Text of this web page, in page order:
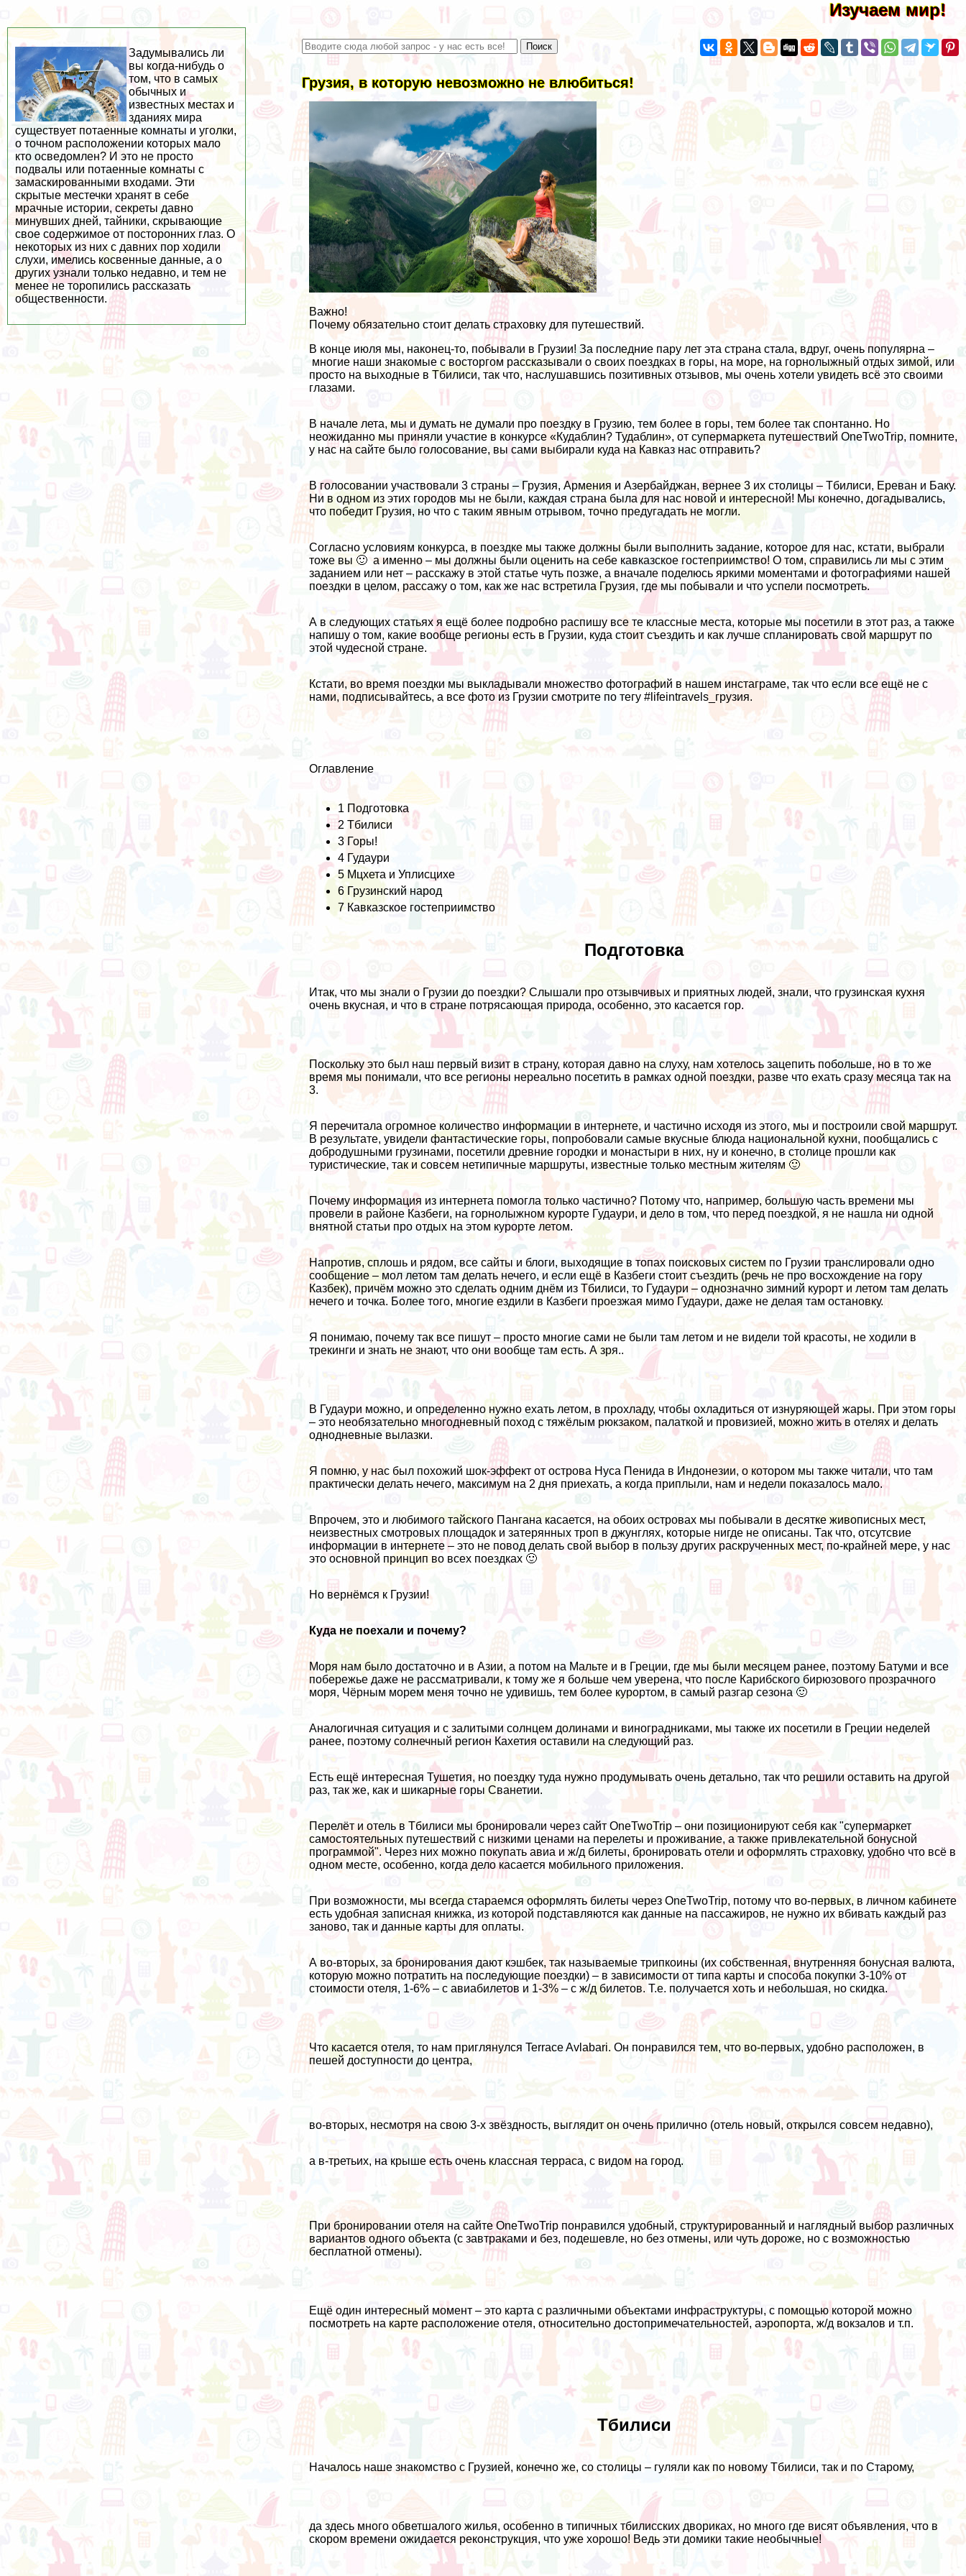
Изучаем мир!
Грузия, в которую невозможно не влюбиться!
Важно!
Почему обязательно стоит делать страховку для путешествий.
В конце июля мы, наконец-то, побывали в Грузии! За последние пару лет эта страна стала, вдруг, очень популярна –
многие наши знакомые с восторгом рассказывали о своих поездках в горы, на море, на горнолыжный отдых зимой, или
просто на выходные в Тбилиси, так что, наслушавшись позитивных отзывов, мы очень хотели увидеть всё это своими
глазами.
В начале лета, мы и думать не думали про поездку в Грузию, тем более в горы, тем более так спонтанно. Но
неожиданно мы приняли участие в конкурсе«Кудаблин? Тудаблин», от супермаркета путешествийOneTwoTrip, помните,
у нас на сайте было голосование, высами выбирали куда на Кавказ нас отправить?
В голосовании участвовали 3 страны – Грузия, Армения и Азербайджан, вернее 3 их столицы – Тбилиси, Ереван и Баку.
Ни в одном из этих городов мы не были, каждая страна была для нас новой и интересной! Мы конечно, догадывались,
что победит Грузия, но что с таким явным отрывом, точно предугадать не могли.
Согласно условиям конкурса, в поездке мы также должны были выполнить задание, которое для нас, кстати, выбрали
тоже вы 🙂 а именно – мы должны были оценить на себе кавказское гостеприимство! О том, справились ли мы с этим
заданием или нет – расскажу в этой статье чуть позже, а вначале поделюсь яркими моментами и фотографиями нашей
поездки в целом, рассажу о том, как же нас встретила Грузия, где мы побывали и что успели посмотреть.
А в следующих статьях я ещё более подробно распишу все те классные места, которые мы посетили в этот раз, а также
напишу о том, какие вообще регионы есть в Грузии, куда стоит съездить и как лучше спланировать свой маршрут по
этой чудесной стране.
Кстати, во время поездки мы выкладывали множество фотографий в нашем инстаграме, так что если все ещё не с
нами, подписывайтесь, а все фото из Грузии смотрите по тегу#lifeintravels_грузия.
Оглавление
1 Подготовка
2 Тбилиси
3 Горы!
4 Гудаури
5Мцхета и Уплисцихе
6 Грузинский народ
7Кавказское гостеприимство
Подготовка
Итак, что мы знали о Грузии до поездки? Слышали про отзывчивых и приятных людей, знали, что грузинская кухня
очень вкусная, и что в стране потрясающая природа, особенно, это касается гор.
Поскольку это был наш первый визит в страну, которая давно на слуху, нам хотелось зацепить побольше, но в то же
время мы понимали, что все регионы нереально посетить в рамках одной поездки, разве что ехать сразу месяца так на
3.
Я перечитала огромное количество информации в интернете, и частично исходя из этого, мы и построили свой маршрут.
В результате, увидели фантастические горы, попробовали самые вкусные блюда национальной кухни, пообщались с
добродушными грузинами, посетили древние городки и монастыри в них, ну и конечно, в столице прошли как
туристические, так и совсем нетипичные маршруты, известные только местным жителям 🙂
Почему информация из интернета помогла только частично? Потому что, например, большую часть времени мы
провели в районе Казбеги, на горнолыжном курорте Гудаури, и дело в том, что перед поездкой, я не нашла ни одной
внятной статьи про отдых на этом курорте летом.
Напротив, сплошь и рядом, все сайты и блоги, выходящие в топах поисковых систем по Грузии транслировали одно
сообщение – мол летом там делать нечего, и если ещё в Казбеги стоит съездить (речь не про восхождение на гору
Казбек), причём можно это сделать одним днём из Тбилиси, то Гудаури – однозначно зимний курорт и летом там делать
нечего и точка. Более того, многие ездили в Казбеги проезжая мимо Гудаури, даже не делая там остановку.
Я понимаю, почему так все пишут – просто многие сами не были там летом и не видели той красоты, не ходили в
трекинги и знать не знают, что они вообще там есть. А зря..
В Гудаури можно, и определенно нужно ехать летом, в прохладу, чтобы охладиться от изнуряющей жары. При этом горы
– это необязательно многодневный поход с тяжёлым рюкзаком, палаткой и провизией, можно жить в отелях и делать
однодневные вылазки.
Я помню, у нас был похожий шок-эффект от острова Нуса Пенида в Индонезии, о котором мы также читали, что там
практически делать нечего, максимум на 2 дня приехать, а когда приплыли, нам и недели показалось мало.
Впрочем, это и любимого тайского Панганакасается, на обоих островах мы побывали в десятке живописных мест,
неизвестных смотровых площадок и затерянных троп в джунглях, которые нигде не описаны. Так что, отсутсвие
информации в интернете – это не повод делать свой выбор в пользу других раскрученных мест, по-крайней мере, у нас
это основной принцип во всех поездках 🙂
Но вернёмся к Грузии!
Куда не поехали и почему?
Моря нам было достаточно и в Азии, а потом на Мальте и в Греции, где мы были месяцем ранее, поэтому Батуми и все
побережье даже не рассматривали, к тому же я больше чем уверена, что после Карибского бирюзового прозрачного
моря, Чёрным морем меня точно не удивишь, тем более курортом, в самый разгар сезона 🙂
Аналогичная ситуация и с залитыми солнцем долинами и виноградниками, мы также их посетили в Греции неделей
ранее, поэтому солнечный регион Кахетия оставили на следующий раз.
Есть ещё интересная Тушетия, но поездку туда нужно продумывать очень детально, так что решили оставить на другой
раз, так же, как и шикарные горы Сванетии.
Перелёт и отель в Тбилиси мы бронировали через сайтOneTwoTrip – они позиционируют себя как "супермаркет
самостоятельных путешествий с низкими ценами на перелеты и проживание, а также привлекательной бонусной
программой". Через них можно покупать авиа и ж/д билеты, бронировать отели и оформлять страховку, удобно что всё в
одном месте, особенно, когда дело касается мобильного приложения.
При возможности, мы всегда стараемся оформлять билеты через OneTwoTrip, потому что во-первых, в личном кабинете
есть удобная записная книжка, из которой подставляются как данные на пассажиров, не нужно их вбивать каждый раз
заново, так и данные карты для оплаты.
А во-вторых, за бронирования дают кэшбек, так называемые трипкоины (их собственная, внутренняя бонусная валюта,
которую можно потратить на последующие поездки) – в зависимости от типа карты и способа покупки 3-10% от
стоимости отеля, 1-6% – с авиабилетов и 1-3% – c ж/д билетов. Т.е. получается хоть и небольшая, но скидка.
Что касается отеля, то нам приглянулсяTerrace Avlabari. Он понравился тем, что во-первых, удобно расположен, в
пешей доступности до центра,
во-вторых, несмотря на свою 3-х звёздность, выглядит он очень прилично (отель новый, открылся совсем недавно),
а в-третьих, на крыше есть очень классная терраса, с видом на город.
При бронировании отеля на сайте OneTwoTrip понравился удобный, структурированный и наглядный выбор различных
вариантов одного объекта (с завтраками и без, подешевле, но без отмены, или чуть дороже, но с возможностью
бесплатной отмены).
Ещё один интересный момент – это карта с различными объектами инфраструктуры, с помощью которой можно
посмотреть на карте расположение отеля, относительно достопримечательностей, аэропорта, ж/д вокзалов и т.п.
Тбилиси
Началось наше знакомство с Грузией, конечно же, со столицы – гуляли как по новому Тбилиси, так и по Старому,
да здесь много обветшалого жилья, особенно в типичных тбилисских двориках, но много где висят объявления, что в
скором времени ожидается реконструкция, что уже хорошо! Ведь эти домики такие необычные!
Задумывались ли
вы когда-нибудь о
том, что в самых
обычных и
известных местах и
зданиях мира
существует потаенные комнаты и уголки,
о точном расположении которых мало
кто осведомлен? И это не просто
подвалы или потаенные комнаты с
замаскированными входами. Эти
скрытые местечки хранят в себе
мрачные истории, секреты давно
минувших дней, тайники, скрывающие
свое содержимое от посторонних глаз. О
некоторых из них с давних пор ходили
слухи, имелись косвенные данные, а о
других узнали только недавно, и тем не
менее не торопились рассказать
общественности.